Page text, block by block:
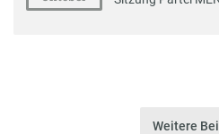
Weitere